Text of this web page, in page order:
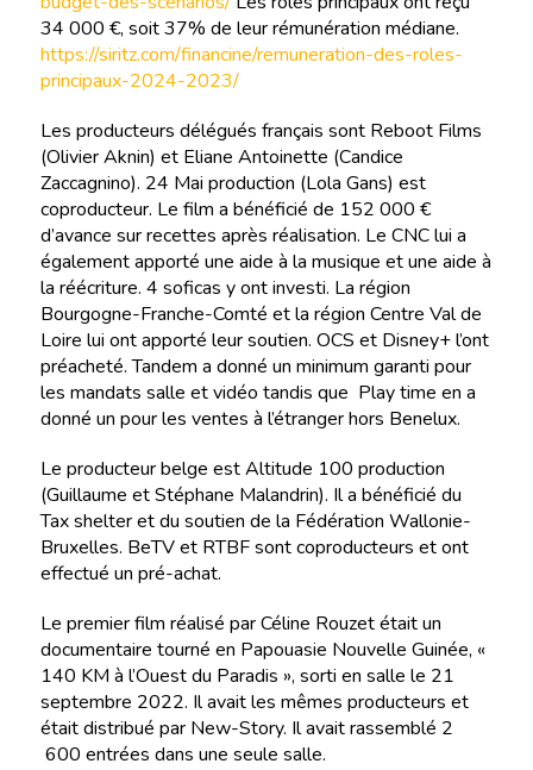
34 000 €, soit 37% de leur rémunération médiane.
https://siritz.com/financine/remuneration-des-roles-
principaux-2024-2023/
Les producteurs délégués français sont Reboot Films
(Olivier Aknin) et Eliane Antoinette (Candice
Zaccagnino). 24 Mai production (Lola Gans) est
coproducteur. Le film a bénéficié de 152 000 €
d’avance sur recettes après réalisation. Le CNC lui a
également apporté une aide à la musique et une aide à
la réécriture. 4 soficas y ont investi. La région
Bourgogne-Franche-Comté et la région Centre Val de
Loire lui ont apporté leur soutien. OCS et Disney+ l’ont
préacheté. Tandem a donné un minimum garanti pour
les mandats salle et vidéo tandis que Play time en a
donné un pour les ventes à l’étranger hors Benelux.
Le producteur belge est Altitude 100 production
(Guillaume et Stéphane Malandrin). Il a bénéficié du
Tax shelter et du soutien de la Fédération Wallonie-
Bruxelles. BeTV et RTBF sont coproducteurs et ont
effectué un pré-achat.
Le premier film réalisé par Céline Rouzet était un
documentaire tourné en Papouasie Nouvelle Guinée, «
140 KM à l’Ouest du Paradis », sorti en salle le 21
septembre 2022. Il avait les mêmes producteurs et
était distribué par New-Story. Il avait rassemblé 2
600 entrées dans une seule salle.